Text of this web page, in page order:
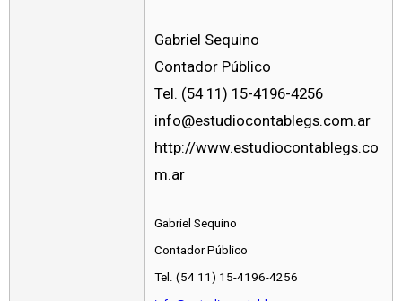
Gabriel Sequino
Contador Público
Tel. (54 11) 15-4196-4256
info@estudiocontablegs.com.ar
http://www.estudiocontablegs.co
m.ar
Gabriel Sequino
Contador Público
Tel. (54 11) 15-4196-4256